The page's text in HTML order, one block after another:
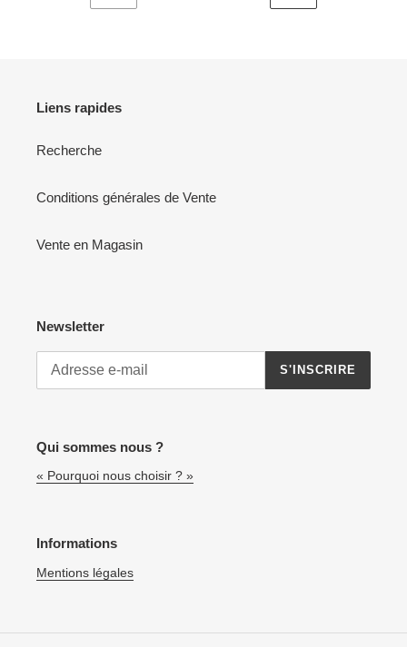
PAGE
PAGE
Liens rapides
Recherche
Conditions générales de Vente
Vente en Magasin
Newsletter
S'INSCRIRE
Qui sommes nous ?
« Pourquoi nous choisir ? »
Informations
Mentions légales